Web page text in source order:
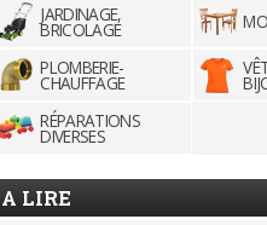
JARDINAGE,
BRICOLAGE
PLOMBERIE-
CHAUFFAGE
RÉPARATIONS
DIVERSES
A LIRE